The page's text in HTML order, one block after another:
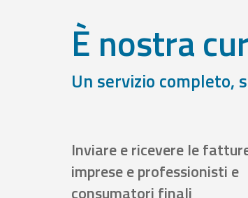
È nostra
Un servizio completo,
Inviare e ricevere le
imprese e professionisti e
consumatori finali